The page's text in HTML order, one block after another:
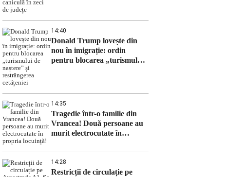
14:40
Donald Trump lovește din
nou în imigrație: ordin
pentru blocarea „turismului
14:35
Tragedie într-o familie din
Vrancea! Două persoane au
murit electrocutate în
14:28
Restricții de circulație pe